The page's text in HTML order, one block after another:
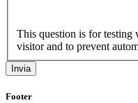
This question is for testing
visitor and to prevent
Footer